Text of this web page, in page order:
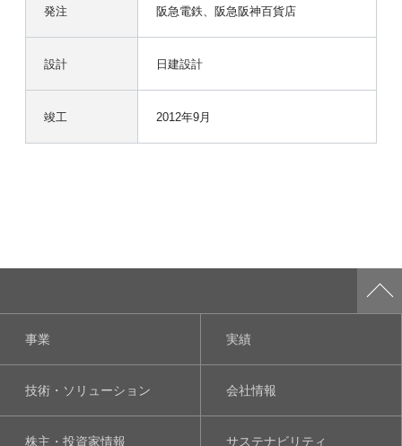
発注 阪急電鉄、阪急阪神百貨店
設計 日建設計
竣工 2012年9月
事業 実績
技術・ソリューション 会社情報
株主・投資家情報 サステナビリティ